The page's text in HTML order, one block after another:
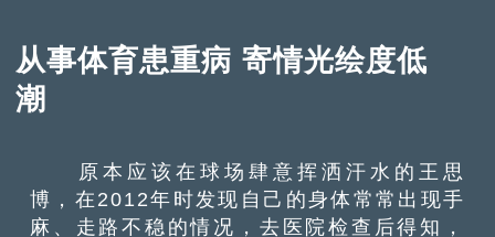
从事体育患重病 寄情光绘度低
潮
原本应该在球场肆意挥洒汗水的王思
博，在2012年时发现自己的身体常常出现手
麻、走路不稳的情况，去医院检查后得知，